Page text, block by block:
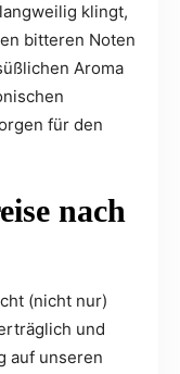
klingt,
bitteren Noten
Aroma
für den
nach
(nicht nur)
und
auf unseren